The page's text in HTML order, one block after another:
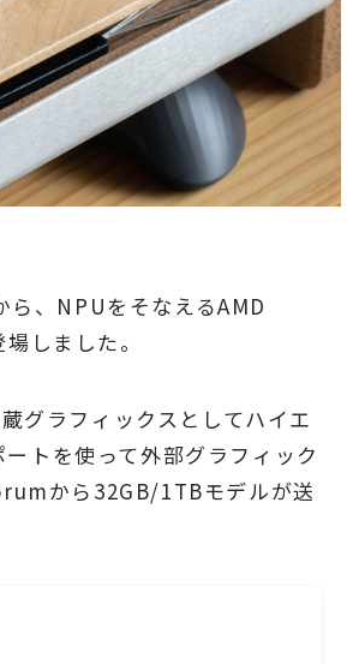
、NPUをそなえるAMD
場しました。
ラフィックスとしてハイエ
トを使って外部グラフィック
から32GB/1TBモデルが送